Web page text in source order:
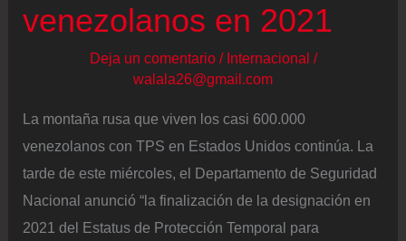
venezolanos en 2021
Deja un comentario / Internacional /
walala26@gmail.com
La montaña rusa que viven los casi 600.000
venezolanos con TPS en Estados Unidos continúa. La
tarde de este miércoles, el Departamento de Seguridad
Nacional anunció “la finalización de la designación en
2021 del Estatus de Protección Temporal para